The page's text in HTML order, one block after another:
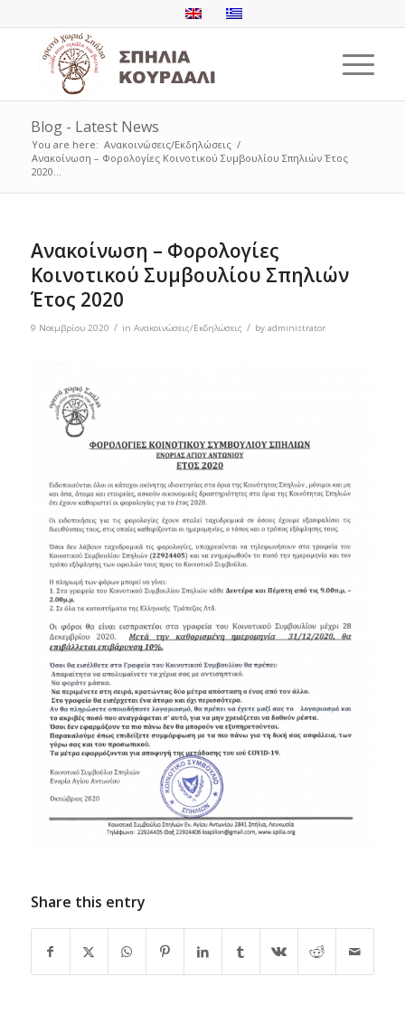
Blog - Latest News
You are here: Ανακοινώσεις/Εκδηλώσεις /
Ανακοίνωση – Φορολογίες Κοινοτικού Συμβουλίου Σπηλιών Έτος
2020...
Ανακοίνωση – Φορολογίες
Κοινοτικού Συμβουλίου Σπηλιών
Έτος 2020
9 Νοεμβρίου 2020 / in Ανακοινώσεις/Εκδηλώσεις / by administrator
Share this entry